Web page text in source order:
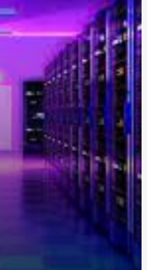
народження: Від класики до
Факторы и Почему
50 мг: полезная информация
разных
Шоколад з Керобу від
тренди та
жіночого пальто,